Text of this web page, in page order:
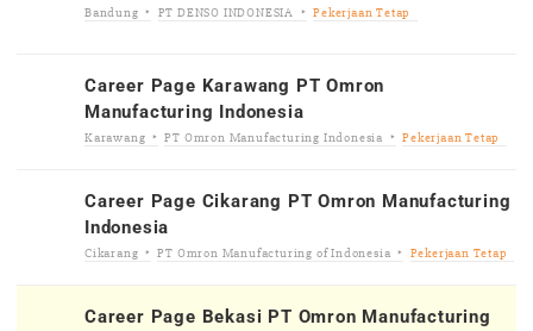
Bandung PT DENSO INDONESIA Pekerjaan Tetap
Career Page Karawang PT Omron
Manufacturing Indonesia
Karawang PT Omron Manufacturing Indonesia Pekerjaan Tetap
Career Page Cikarang PT Omron Manufacturing
Indonesia
Cikarang PT Omron Manufacturing of Indonesia Pekerjaan Tetap
Career Page Bekasi PT Omron Manufacturing